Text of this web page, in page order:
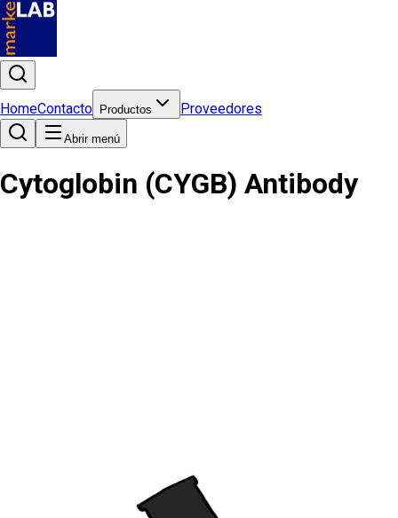
HomeContacto Productos Proveedores
Abrir menú
Cytoglobin (CYGB) Antibody